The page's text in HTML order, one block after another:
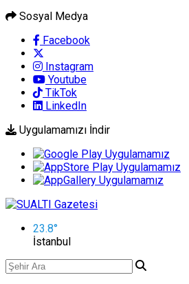
Sosyal Medya
Facebook
Instagram
Youtube
TikTok
LinkedIn
Uygulamamızı İndir
23.8°
İstanbul